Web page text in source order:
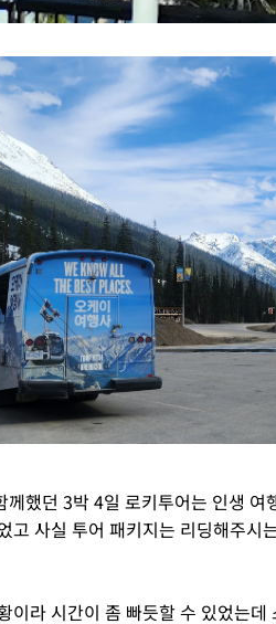
했던 3박 4일 로키투어는 인생 여
고 사실 투어 패키지는 리딩해주
이라 시간이 좀 빠듯할 수 있었는